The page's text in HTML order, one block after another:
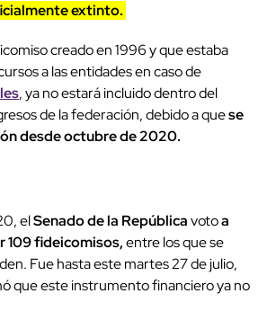
extinto.
creado en 1996 y que estaba
a las entidades en caso de
, ya no estará incluido dentro del
de la federación, debido a quese
desde octubre de 2020.
elSenado de la Repúblicavotoa
109 fideicomisos,entre los que se
Fue hasta este martes 27 de julio,
que este instrumento financiero ya no